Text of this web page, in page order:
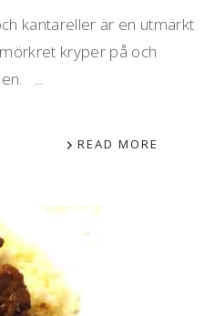
kantareller är en utmärkt
kryper på och
...
READ MORE